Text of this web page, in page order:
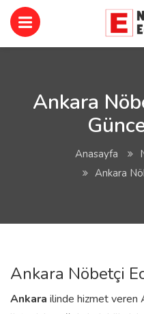
Ankara
Anasayfa
Ankara
Ankara Nöbetçi
Ankara ilinde hizmet veren